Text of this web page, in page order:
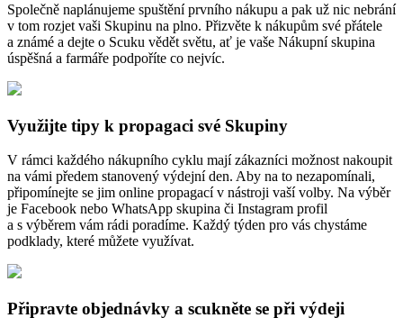
Společně naplánujeme spuštění prvního nákupu a pak už nic nebrání
v tom rozjet vaši Skupinu na plno. Přizvěte k nákupům své přátele
a známé a dejte o Scuku vědět světu, ať je vaše Nákupní skupina
úspěšná a farmáře podpoříte co nejvíc.
Využijte tipy k propagaci své Skupiny
V rámci každého nákupního cyklu mají zákazníci možnost nakoupit
na vámi předem stanovený výdejní den. Aby na to nezapomínali,
připomínejte se jim online propagací v nástroji vaší volby. Na výběr
je Facebook nebo WhatsApp skupina či Instagram profil
a s výběrem vám rádi poradíme. Každý týden pro vás chystáme
podklady, které můžete využívat.
Připravte objednávky a scukněte se při výdeji